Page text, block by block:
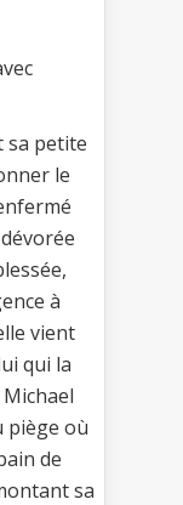
sa petite
le
à
vient
qui la
piège où
de
sa